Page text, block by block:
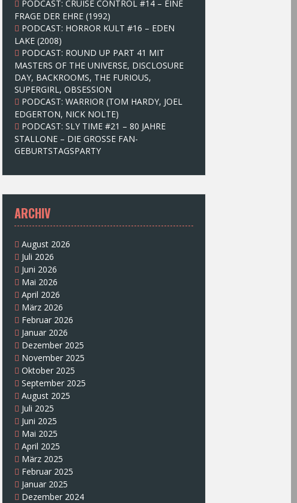
c
h
:
PODCAST: CRUISE CONTROL #14 – EINE
FRAGE DER EHRE (1992)
PODCAST: HORROR KULT #16 – EDEN
LAKE (2008)
PODCAST: ROUND UP PART 41 MIT
MASTERS OF THE UNIVERSE, DISCLOSURE
DAY, BACKROOMS, THE FURIOUS,
SUPERGIRL, OBSESSION
PODCAST: WARRIOR (TOM HARDY, JOEL
EDGERTON, NICK NOLTE)
PODCAST: SLY TIME #21 – 80 JAHRE
STALLONE – DIE GROSSE FAN-
GEBURTSTAGSPARTY
ARCHIV
August 2026
Juli 2026
Juni 2026
Mai 2026
April 2026
März 2026
Februar 2026
Januar 2026
Dezember 2025
November 2025
Oktober 2025
September 2025
August 2025
Juli 2025
Juni 2025
Mai 2025
April 2025
März 2025
Februar 2025
Januar 2025
Dezember 2024